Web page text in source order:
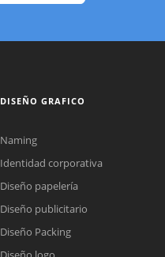
DISEÑO GRAFICO
Naming
Identidad corporativa
Diseño papelería
Diseño publicitario
Diseño Packing